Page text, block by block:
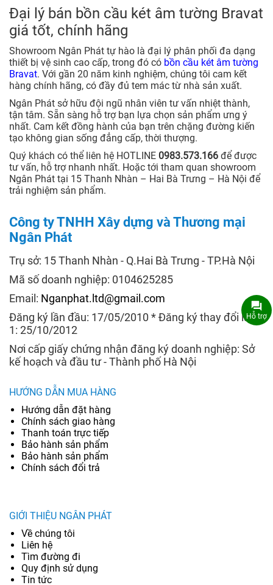
Đại lý bán bồn cầu két âm tường Bravat
giá tốt, chính hãng
Showroom Ngân Phát tự hào là đại lý phân phối đa dạng
thiết bị vệ sinh cao cấp, trong đó có bồn cầu két âm tường
Bravat. Với gần 20 năm kinh nghiệm, chúng tôi cam kết
hàng chính hãng, có đầy đủ tem mác từ nhà sản xuất.
Ngân Phát sở hữu đội ngũ nhân viên tư vấn nhiệt thành,
tận tâm. Sẵn sàng hỗ trợ bạn lựa chọn sản phẩm ưng ý
nhất. Cam kết đồng hành của bạn trên chặng đường kiến
tạo không gian sống đẳng cấp, thời thượng.
Quý khách có thể liên hệ HOTLINE 0983.573.166 để được
tư vấn, hỗ trợ nhanh nhất. Hoặc tới tham quan showroom
Ngân Phát tại 15 Thanh Nhàn – Hai Bà Trưng – Hà Nội để
trải nghiệm sản phẩm.
Công ty TNHH Xây dựng và Thương mại
Ngân Phát
Trụ sở: 15 Thanh Nhàn - Q.Hai Bà Trưng - TP.Hà Nội
Mã số doanh nghiệp: 0104625285
Email: Nganphat.ltd@gmail.com
Đăng ký lần đầu: 17/05/2010 * Đăng ký thay đổi lần
1: 25/10/2012
Nơi cấp giấy chứng nhận đăng ký doanh nghiệp: Sở
kế hoạch và đầu tư - Thành phố Hà Nội
HƯỚNG DẪN MUA HÀNG
Hướng dẫn đặt hàng
Chính sách giao hàng
Thanh toán trực tiếp
Bảo hành sản phẩm
Bảo hành sản phẩm
Chính sách đổi trả
GIỚI THIỆU NGÂN PHÁT
Về chúng tôi
Liên hệ
Tìm đường đi
Quy định sử dụng
Tin tức
Hỗ trợ